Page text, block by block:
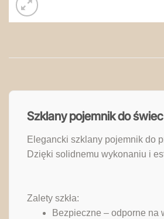
Szklany pojemnik do świec
Elegancki szklany pojemnik do
Dzięki solidnemu wykonaniu i
Zalety szkła:
Bezpieczne – odporne na